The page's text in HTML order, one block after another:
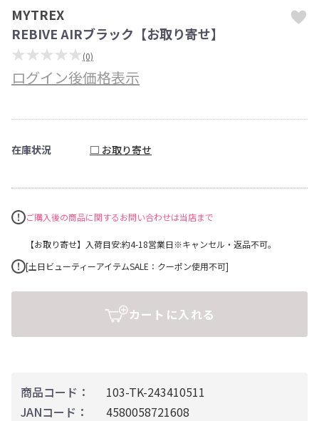
商品コード：
103-TK-243410511
JANコード：
4580058721608
MYTREX
REBIVE AIRブラック【お取り寄せ】
★★★★★ (0)
ログイン後価格表示
在庫状況 □ お取り寄せ
ご購入後の商品に関するお問い合わせは当店まで
【お取り寄せ】入荷目安:約4-18営業日※キャンセル・返品不可。
[土日ビューティーアイテムSALE：クーポン使用不可]
カートに入れる